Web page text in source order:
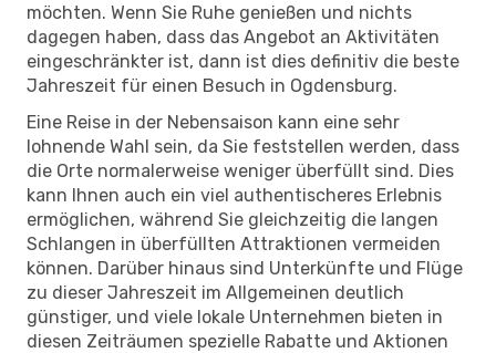
möchten. Wenn Sie Ruhe genießen und nichts
dagegen haben, dass das Angebot an Aktivitäten
eingeschränkter ist, dann ist dies definitiv die beste
Jahreszeit für einen Besuch in Ogdensburg.
Eine Reise in der Nebensaison kann eine sehr
lohnende Wahl sein, da Sie feststellen werden, dass
die Orte normalerweise weniger überfüllt sind. Dies
kann Ihnen auch ein viel authentischeres Erlebnis
ermöglichen, während Sie gleichzeitig die langen
Schlangen in überfüllten Attraktionen vermeiden
können. Darüber hinaus sind Unterkünfte und Flüge
zu dieser Jahreszeit im Allgemeinen deutlich
günstiger, und viele lokale Unternehmen bieten in
diesen Zeiträumen spezielle Rabatte und Aktionen